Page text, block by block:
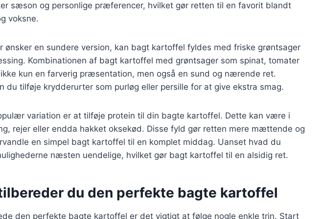
sæson og personlige præferencer, hvilket gør retten til en favorit blandt
voksne.
ønsker en sundere version, kan bagt kartoffel fyldes med friske grøntsager
Kombinationen af bagt kartoffel med grøntsager som spinat, tomater
kun en farverig præsentation, men også en sund og nærende ret.
du tilføje krydderurter som purløg eller persille for at give ekstra smag.
variation er at tilføje protein til din bagte kartoffel. Dette kan være i
rejer eller endda hakket oksekød. Disse fyld gør retten mere mættende og
en simpel bagt kartoffel til en komplet middag. Uanset hvad du
næsten uendelige, hvilket gør bagt kartoffel til en alsidig ret.
du den perfekte bagte kartoffel
den perfekte bagte kartoffel er det vigtigt at følge nogle enkle trin. Start